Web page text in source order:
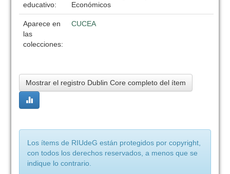
educativo:
Económicos
Aparece en
las
colecciones:
CUCEA
Mostrar el registro Dublin Core completo del ítem
Los ítems de RIUdeG están protegidos por copyright,
con todos los derechos reservados, a menos que se
indique lo contrario.